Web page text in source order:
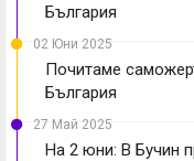
България
02 Юни 2025
Почитаме
България
27 Май 2025
На 2 юни: В Бучин